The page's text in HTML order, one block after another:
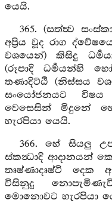
යෙයි.
365. (සත්ත්‍ව
අප්‍රිය වූද රාග
වශයෙන්) කිසිදු
(රූපාදි ධර්‍මයන්හි
තණාදිට්ඨි (නිස්සය
සංයෝජනයට
වෙසෙසින් මිදුනේ
හැරපියා යෙයි.
366. හේ සියලු
ස්කන්‍ධාදි ආදානයන්
තෘෂ්ණාදෘෂ්ටි
විසිනුදු
මොනොවට හැරපියා